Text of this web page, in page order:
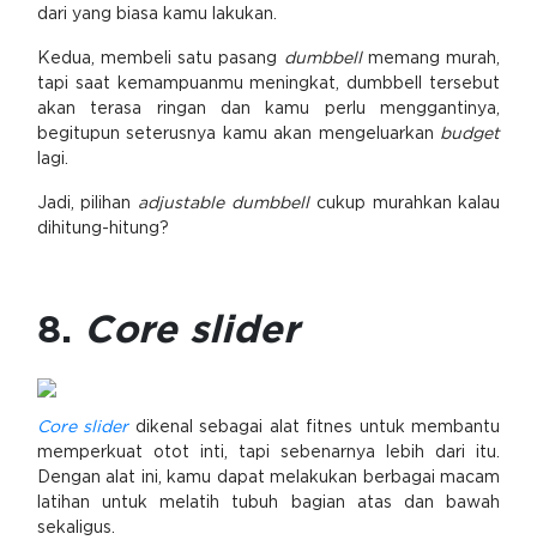
dari yang biasa kamu lakukan.
Kedua, membeli satu pasang dumbbellmemang murah,
tapi saat kemampuanmu meningkat, dumbbell tersebut
akan terasa ringan dan kamu perlu menggantinya,
begitupun seterusnya kamu akan mengeluarkan budget
lagi.
Jadi, pilihan adjustable dumbbell cukup murahkan kalau
dihitung-hitung?
8. Core slider
Core slider dikenal sebagai alat fitnes untuk membantu
memperkuat otot inti, tapi sebenarnya lebih dari itu.
Dengan alat ini, kamu dapat melakukan berbagai macam
latihan untuk melatih tubuh bagian atas dan bawah
sekaligus.